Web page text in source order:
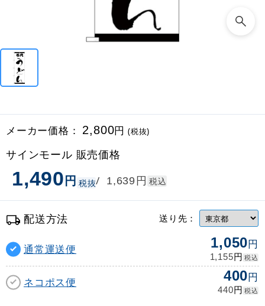
メーカー価格： 2,800円(税抜)
サインモール 販売価格
1,490円 税抜/ 1,639円 税込
配送方法 送り先：
通常運送便 1,050円
1,155円 税込
ネコポス便 400円
440円 税込